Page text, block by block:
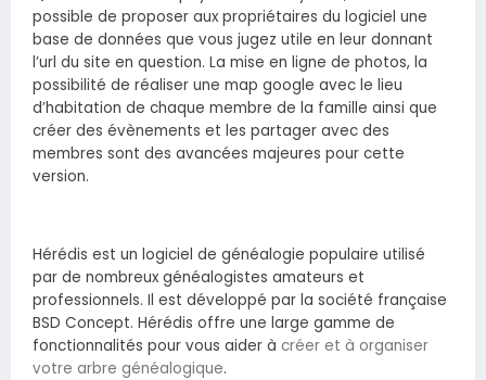
possible de proposer aux propriétaires du logiciel une
base de données que vous jugez utile en leur donnant
l’url du site en question. La mise en ligne de photos, la
possibilité de réaliser une map google avec le lieu
d’habitation de chaque membre de la famille ainsi que
créer des évènements et les partager avec des
membres sont des avancées majeures pour cette
version.
Hérédis est un logiciel de généalogie populaire utilisé
par de nombreux généalogistes amateurs et
professionnels. Il est développé par la société française
BSD Concept. Hérédis offre une large gamme de
fonctionnalités pour vous aider à créer et à organiser
votre arbre généalogique.